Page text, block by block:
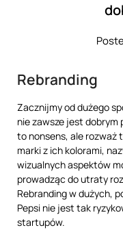
Rebranding
Zacznijmy od dużego
nie zawsze jest dobrym
to nonsens, ale rozważ
marki z ich kolorami,
wizualnych aspektów
prowadząc do utraty
Rebranding w dużych,
Pepsi nie jest tak
startupów.